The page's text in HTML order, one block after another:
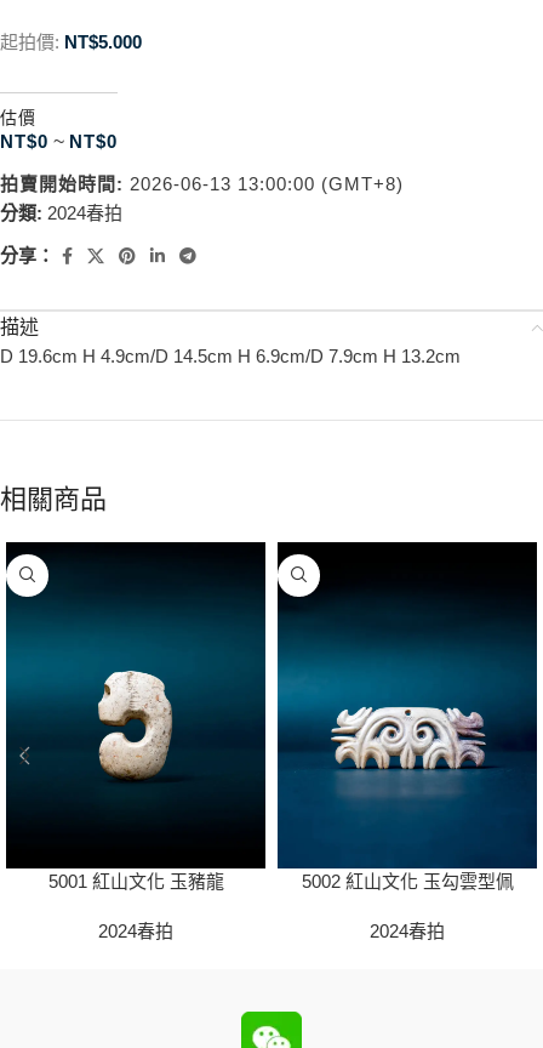
起拍價: NT$5.000
估價
NT$0 ~ NT$0
拍賣開始時間: 2026-06-13 13:00:00 (GMT+8)
分類: 2024春拍
分享：
描述
D 19.6cm H 4.9cm/D 14.5cm H 6.9cm/D 7.9cm H 13.2cm
相關商品
5001 紅山文化 玉豬龍
2024春拍
5002 紅山文化 玉勾雲型佩
2024春拍